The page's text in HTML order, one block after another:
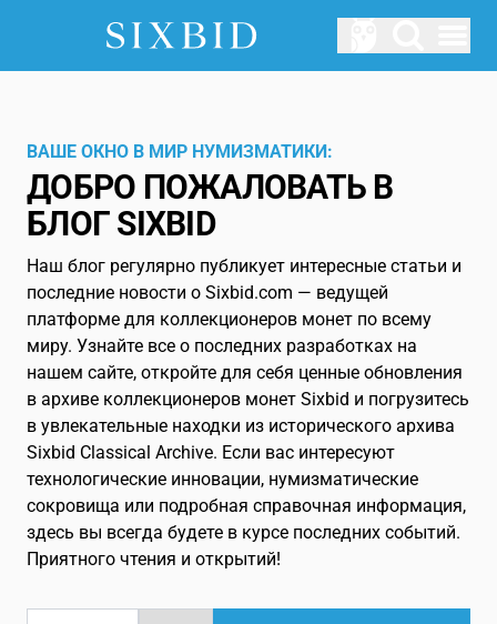
О НАС
Как работает Sixbid?
АВТОРИЗОВАТЬСЯ
УСЛУГА
Блог
глоссарий
RU
English EN
Français FR
ВАШЕ ОКНО В МИР НУМИЗМАТИКИ:
ДОБРО ПОЖАЛОВАТЬ В
БЛОГ SIXBID
Наш блог регулярно публикует интересные статьи и
последние новости о Sixbid.com — ведущей
платформе для коллекционеров монет по всему
миру. Узнайте все о последних разработках на
нашем сайте, откройте для себя ценные обновления
в архиве коллекционеров монет Sixbid и погрузитесь
в увлекательные находки из исторического архива
Sixbid Classical Archive. Если вас интересуют
технологические инновации, нумизматические
сокровища или подробная справочная информация,
здесь вы всегда будете в курсе последних событий.
Приятного чтения и открытий!